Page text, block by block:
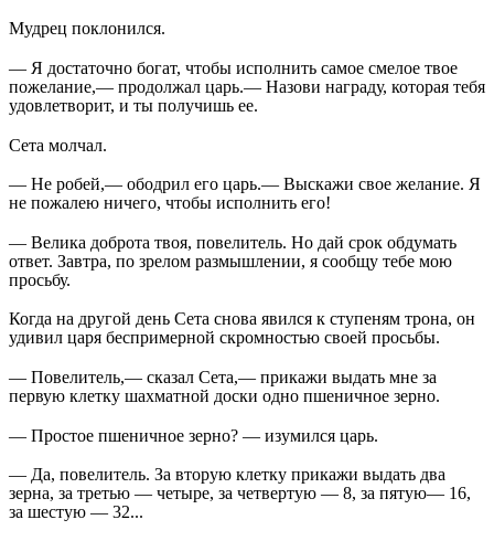
Мудрец поклонился.
— Я достаточно богат, чтобы исполнить самое смелое твое
пожелание,— продолжал царь.— Назови награду, которая тебя
удовлетворит, и ты получишь ее.
Сета молчал.
— Не робей,— ободрил его царь.— Выскажи свое желание. Я
не пожалею ничего, чтобы исполнить его!
— Велика доброта твоя, повелитель. Но дай срок обдумать
ответ. Завтра, по зрелом размышлении, я сообщу тебе мою
просьбу.
Когда на другой день Сета снова явился к ступеням трона, он
удивил царя беспримерной скромностью своей просьбы.
— Повелитель,— сказал Сета,— прикажи выдать мне за
первую клетку шахматной доски одно пшеничное зерно.
— Простое пшеничное зерно? — изумился царь.
— Да, повелитель. За вторую клетку прикажи выдать два
зерна, за третью — четыре, за четвертую — 8, за пятую— 16,
за шестую — 32...